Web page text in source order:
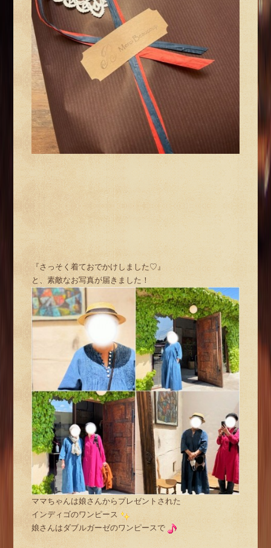
『さっそく着ておでかけしました♡』
と、素敵なお写真が届きました！
ママちゃんは娘さんからプレゼントされた
インディゴのワンピース
娘さんはダブルガーゼのワンピースで